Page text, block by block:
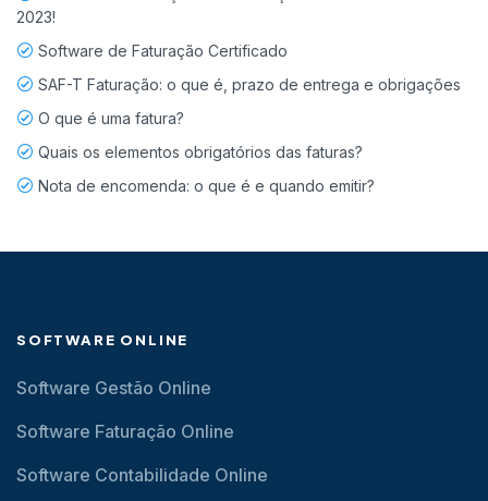
2023!
Software de Faturação Certificado
SAF-T Faturação: o que é, prazo de entrega e obrigações
O que é uma fatura?
Quais os elementos obrigatórios das faturas?
Nota de encomenda: o que é e quando emitir?
SOFTWARE ONLINE
Software Gestão Online
Software Faturação Online
Software Contabilidade Online